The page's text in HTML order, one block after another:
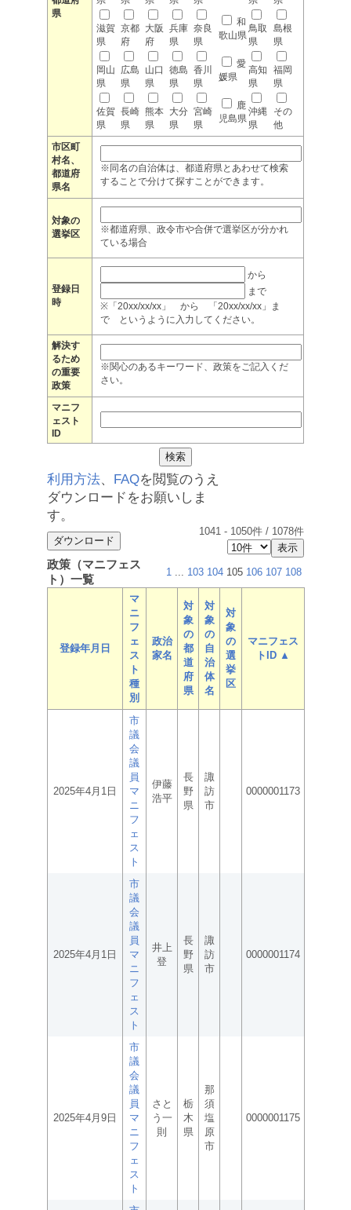
県
滋賀
県
京都
府
大阪
府
兵庫
県
奈良
県
和
歌山県
鳥取
県
島根
県
岡山
県
広島
県
山口
県
徳島
県
香川
県
愛
媛県
高知
県
福岡
県
佐賀
県
長崎
県
熊本
県
大分
県
宮崎
県
鹿
児島県
沖縄
県
その
他
市区町
村名、
都道府
県名
※同名の自治体は、都道府県とあわせて検索
することで分けて探すことができます。
対象の
選挙区
※都道府県、政令市や合併で選挙区が分かれ
ている場合
登録日
時
から
まで
※「20xx/xx/xx」 から 「20xx/xx/xx」ま
で というように入力してください。
解決す
るため
の重要
政策
※関心のあるキーワード、政策をご記入くだ
さい。
マニフ
ェスト
ID
利用方法、 FAQを閲覧のうえ
ダウンロードをお願いしま
す。
1041 - 1050件 / 1078件
政策（マニフェス
ト）一覧
1 ... 103 104 105 106 107 108
登録年月日
マ
ニ
フ
ェ
ス
ト
種
別
政治
家名
対
象
の
都
道
府
県
対
象
の
自
治
体
名
対
象
の
選
挙
区
マニフェス
トID ▲
2025年4月1日
市
議
会
議
員
マ
ニ
フ
ェ
ス
ト
伊藤
浩平
長
野
県
諏
訪
市
0000001173
2025年4月1日
市
議
会
議
員
マ
ニ
フ
ェ
ス
ト
井上
登
長
野
県
諏
訪
市
0000001174
2025年4月9日
市
議
会
議
員
マ
ニ
フ
ェ
ス
ト
さと
う一
則
栃
木
県
那
須
塩
原
市
0000001175